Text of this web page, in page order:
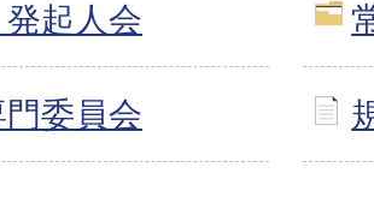
起人会
委員会